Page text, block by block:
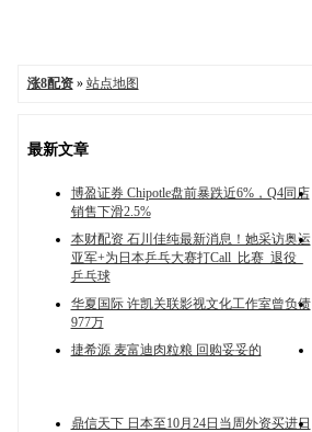
涨8配资» 站点地图
最新文章
博盈证券 Chipotle盘前暴跌近6%，Q4同店
销售下滑2.5%
本财配资 石川佳纯最新消息！她采访奥运
亚军+为日本乒乓大赛打Call_比赛_退役_
乒乓球
华夏国际 许凯关联影视文化工作室曾负债
977万
捷希源 麦富迪肉粒粮 回购妥妥的
鼎信天下 日本至10月24日当周外资买进日